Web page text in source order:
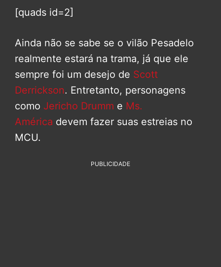
[quads id=2]
Ainda não se sabe se o vilão Pesadelo
realmente estará na trama, já que ele
sempre foi um desejo de Scott
Derrickson. Entretanto, personagens
como Jericho Drumm e Ms.
América devem fazer suas estreias no
MCU.
PUBLICIDADE